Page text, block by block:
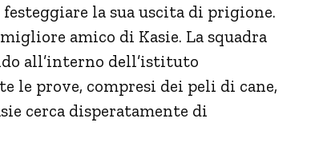
la sua uscita di prigione.
amico di Kasie. La squadra
all’interno dell’istituto
prove, compresi dei peli di cane,
cerca disperatamente di